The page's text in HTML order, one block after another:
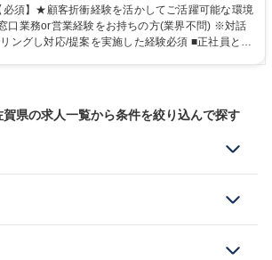
な事務運用の検討・構築等 ≪業務紹介：ご応募前
記事 https://www.mysite.bk.mufg.jp/career/circle/
必須】★顧客折衝経験を活かしてご活躍可能な環境
口業務or営業経験をお持ちの方(業界不問) ※対話
し対応/提案を実施した経験必須 ■正社員とし
一人ひとりが挑戦できるカルチャーが浸透してい
県の求人一覧から条件を絞り込んで探す